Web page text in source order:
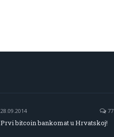
28.09.2014 77
Prvi bitcoin bankomat u Hrvatskoj!